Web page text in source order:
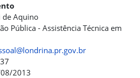
de Aquino
Pública - Assistência Técnica em
2013